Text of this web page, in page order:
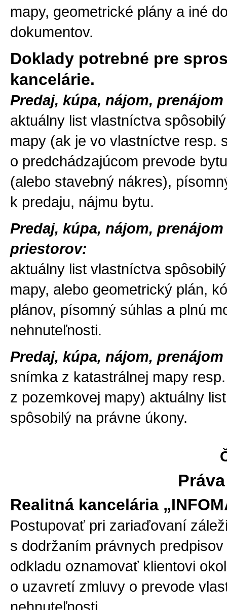
mapy, geometrické plány a iné
dokumentov.
Doklady potrebné pre
kancelárie.
Predaj, kúpa, nájom,
aktuálny list vlastníctva
mapy (ak je vo vlastníctve resp.
o predchádzajúcom prevode
(alebo stavebný nákres),
k predaju, nájmu bytu.
Predaj, kúpa, nájom,
priestorov:
aktuálny list vlastníctva
mapy, alebo geometrický plán,
plánov, písomný súhlas a plnú
nehnuteľnosti.
Predaj, kúpa, nájom,
snímka z katastrálnej mapy
z pozemkovej mapy) aktuálny
spôsobilý na právne úkony.
Realitná kancelária
Postupovať pri zariaďovaní
s dodržaním právnych
odkladu oznamovať klientovi
o uzavretí zmluvy o prevode